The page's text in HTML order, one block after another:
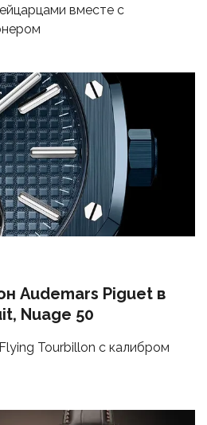
вместе с
Audemars Piguet в
Nuage 50
Tourbillon с калибром